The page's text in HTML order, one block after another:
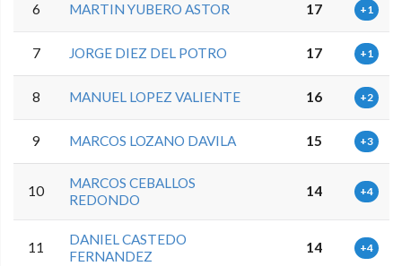
6 MARTIN YUBERO ASTOR 17 +1
7 JORGE DIEZ DEL POTRO 17 +1
8 MANUEL LOPEZ VALIENTE 16 +2
9 MARCOS LOZANO DAVILA 15 +3
10
MARCOS CEBALLOS
REDONDO
14 +4
11
DANIEL CASTEDO
FERNANDEZ
14 +4